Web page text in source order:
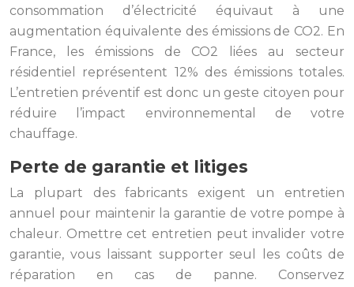
consommation d’électricité équivaut à une
augmentation équivalente des émissions de CO2. En
France, les émissions de CO2 liées au secteur
résidentiel représentent 12% des émissions totales.
L’entretien préventif est donc un geste citoyen pour
réduire l’impact environnemental de votre
chauffage.
Perte de garantie et litiges
La plupart des fabricants exigent un entretien
annuel pour maintenir la garantie de votre pompe à
chaleur. Omettre cet entretien peut invalider votre
garantie, vous laissant supporter seul les coûts de
réparation en cas de panne. Conservez